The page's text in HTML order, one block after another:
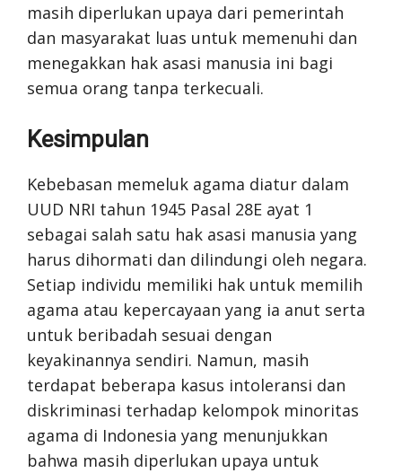
masih diperlukan upaya dari pemerintah
dan masyarakat luas untuk memenuhi dan
menegakkan hak asasi manusia ini bagi
semua orang tanpa terkecuali.
Kesimpulan
Kebebasan memeluk agama diatur dalam
UUD NRI tahun 1945 Pasal 28E ayat 1
sebagai salah satu hak asasi manusia yang
harus dihormati dan dilindungi oleh negara.
Setiap individu memiliki hak untuk memilih
agama atau kepercayaan yang ia anut serta
untuk beribadah sesuai dengan
keyakinannya sendiri. Namun, masih
terdapat beberapa kasus intoleransi dan
diskriminasi terhadap kelompok minoritas
agama di Indonesia yang menunjukkan
bahwa masih diperlukan upaya untuk